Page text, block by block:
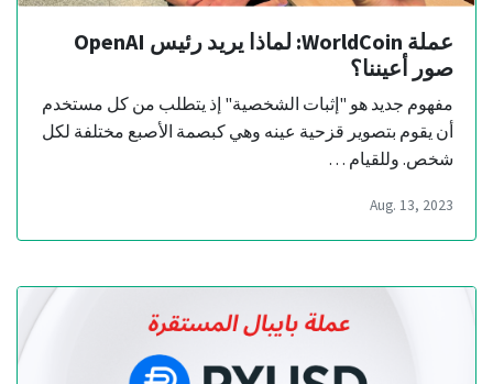
عملة WorldCoin: لماذا يريد رئيس OpenAI
صور أعيننا؟
مفهوم جديد هو "إثبات الشخصية" إذ يتطلب من كل مستخدم
أن يقوم بتصوير قزحية عينه وهي كبصمة الأصبع مختلفة لكل
شخص. وللقيام …
Aug. 13, 2023